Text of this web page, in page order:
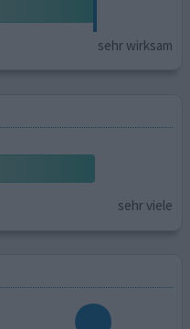
sehr wirksam
sehr viele